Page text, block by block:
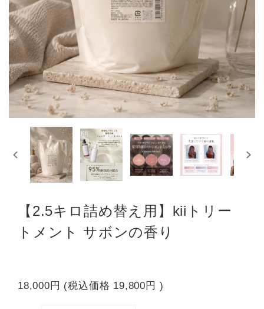
【2.5キロ詰め替え用】kiiトリー
トメント サボンの香り
18,000円 (税込価格 19,800円 )